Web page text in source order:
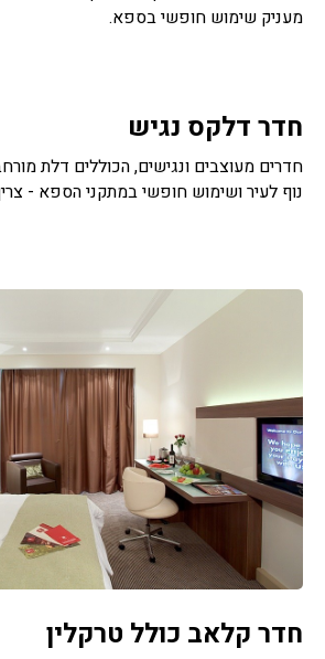
מעניק שימוש חופשי בספא.
חדר דלקס נגיש
חדרים מעוצבים ונגישים, הכוללים דלת
נוף לעיר ושימוש חופשי במתקני הספא -
חדר קלאב כולל טרקלין